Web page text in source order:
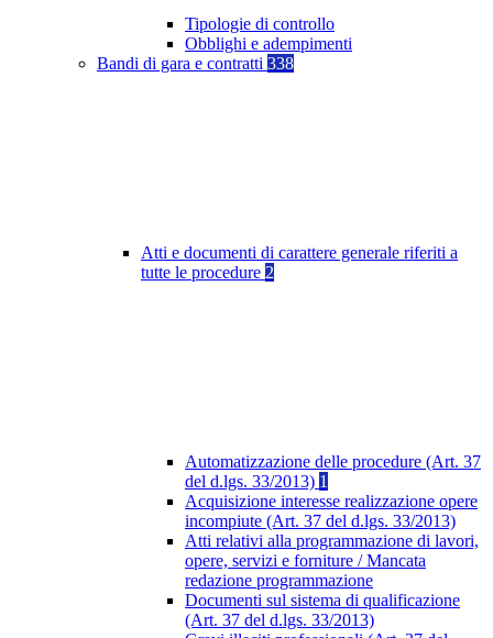
Tipologie di controllo
Obblighi e adempimenti
Bandi di gara e contratti 338
Atti e documenti di carattere generale riferiti a
tutte le procedure 2
Automatizzazione delle procedure (Art. 37
del d.lgs. 33/2013) 1
Acquisizione interesse realizzazione opere
incompiute (Art. 37 del d.lgs. 33/2013)
Atti relativi alla programmazione di lavori,
opere, servizi e forniture / Mancata
redazione programmazione
Documenti sul sistema di qualificazione
(Art. 37 del d.lgs. 33/2013)